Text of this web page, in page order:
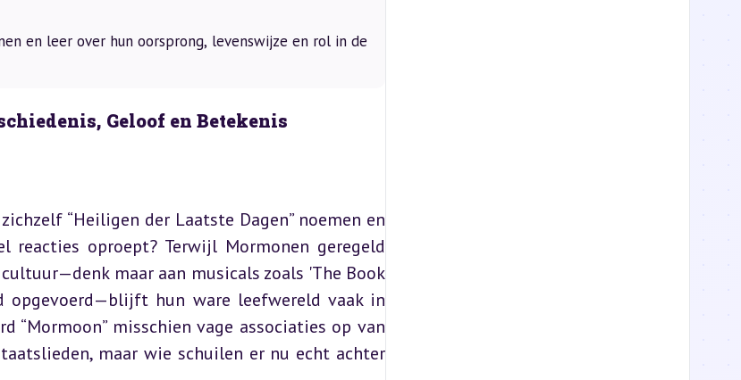
en leer over hun oorsprong, levenswijze en rol in de
Geloof en Betekenis
“Heiligen der Laatste Dagen” noemen en
reacties oproept? Terwijl Mormonen geregeld
maar aan musicals zoals 'The Book
opgevoerd—blijft hun ware leefwereld vaak in
“Mormoon” misschien vage associaties op van
maar wie schuilen er nu echt achter